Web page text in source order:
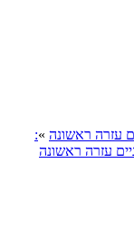
ראשונה»
:
עזרה ראשונה